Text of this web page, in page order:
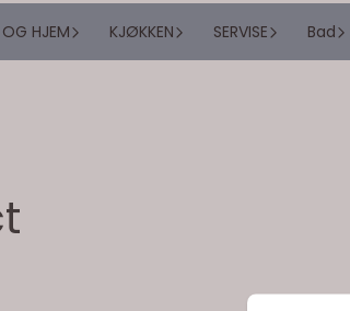
OG HJEM KJØKKEN SERVISE Bad